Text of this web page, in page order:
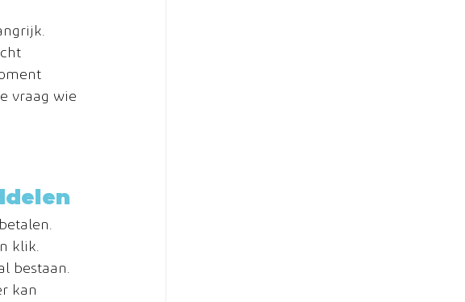
vraag wie
klik.
bestaan.
kan